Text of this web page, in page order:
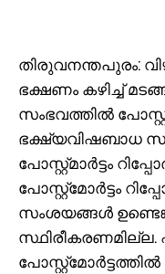
തിരുവനന്തപുരം:
ഭക്ഷണം കഴിച്ച്
സംഭവത്തിൽ
ഭക്ഷ്യവിഷബാധ
പോസ്റ്റ്മാർട്ടം
പോസ്റ്റ്മോർട്ടം
സംശയങ്ങൾ